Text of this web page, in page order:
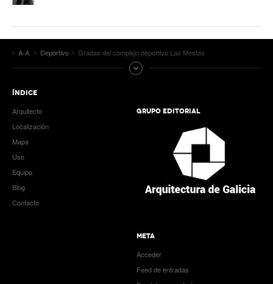
A-A Deportivo Gradas del complejo deportivo Las Mestas
ÍNDICE
Arquitecto
Localización
Mapa
Uso
Equipo
Blog
Contacto
GRUPO EDITORIAL
META
Acceder
Feed de entradas